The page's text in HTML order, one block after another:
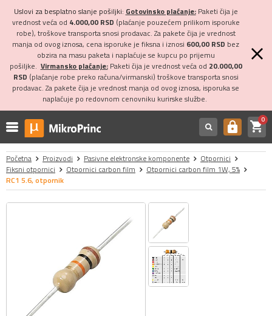
Uslovi za besplatno slanje pošiljki: Gotovinsko plaćanje:Paketi čija je
vrednost veća od 4.000,00 RSD (plaćanje pouzećem prilikom isporuke
robe), troškove transporta snosi prodavac. Za pakete čija je vrednost
manja od ovog iznosa, cena isporuke je fiksna i iznosi 600,00 RSD bez
obzira na masu paketa i naplaćuje se kupcu po prijemu
pošiljke. Virmansko plaćanje:Paketi čija je vrednost veća od 20.000,00
RSD (plaćanje robe preko računa/virmanski) troškove transporta snosi
prodavac. Za pakete čija je vrednost manja od ovog iznosa, isporuka se
naplaćuje po redovnom cenovniku kurirske službe.
https shopping_cart0
Početna Proizvodi Pasivne elektronske komponente
Otpornici
Fiksni otpornici
Otpornici carbon film
Otpornici carbon film 1W, 5%
RC1 5.6, otpornik